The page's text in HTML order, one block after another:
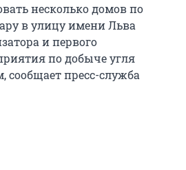
несколько домов по
в улицу имени Льва
и первого
по добыче угля
пресс-служба